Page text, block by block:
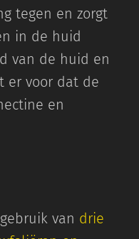
tegen en zorgt
in de huid
van de huid en
er voor dat de
en
van drie